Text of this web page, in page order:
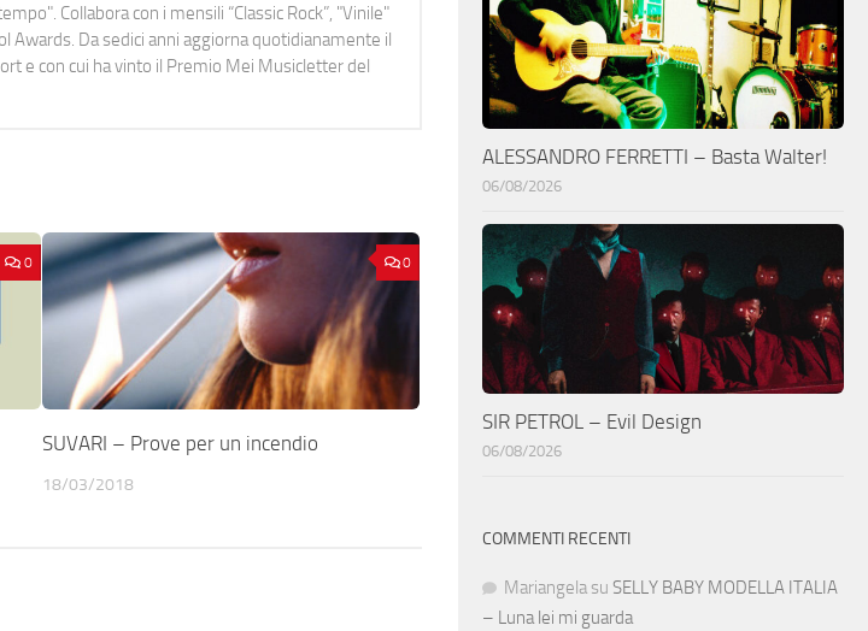
Collabora con i mensili “Classic Rock”, "Vinile"
Awards. Da sedici anni aggiorna quotidianamente il
e con cui ha vinto il Premio Mei Musicletter del
0 0
SUVARI – Prove per un incendio
18/03/2018
ALESSANDRO FERRETTI – Basta Walter!
06/08/2026
SIR PETROL – Evil Design
06/08/2026
COMMENTI RECENTI
Mariangela su SELLY BABY MODELLA ITALIA
– Luna lei mi guarda